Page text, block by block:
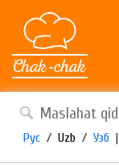
Рус / Uzb / Узб |